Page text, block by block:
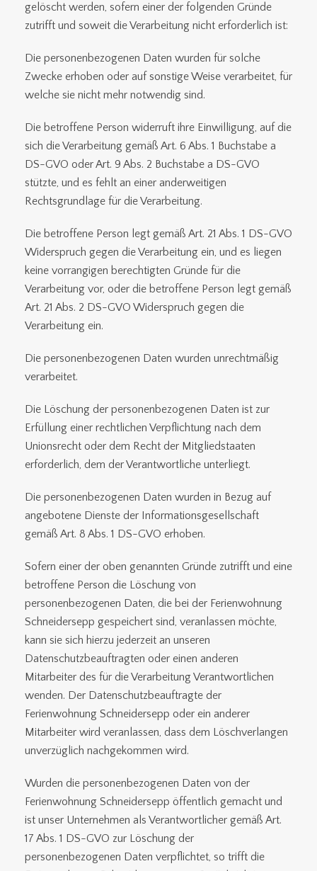
gelöscht werden, sofern einer der folgenden Gründe
zutrifft und soweit die Verarbeitung nicht erforderlich ist:
Die personenbezogenen Daten wurden für solche
Zwecke erhoben oder auf sonstige Weise verarbeitet, für
welche sie nicht mehr notwendig sind.
Die betroffene Person widerruft ihre Einwilligung, auf die
sich die Verarbeitung gemäß Art. 6 Abs. 1 Buchstabe a
DS-GVO oder Art. 9 Abs. 2 Buchstabe a DS-GVO
stützte, und es fehlt an einer anderweitigen
Rechtsgrundlage für die Verarbeitung.
Die betroffene Person legt gemäß Art. 21 Abs. 1 DS-GVO
Widerspruch gegen die Verarbeitung ein, und es liegen
keine vorrangigen berechtigten Gründe für die
Verarbeitung vor, oder die betroffene Person legt gemäß
Art. 21 Abs. 2 DS-GVO Widerspruch gegen die
Verarbeitung ein.
Die personenbezogenen Daten wurden unrechtmäßig
verarbeitet.
Die Löschung der personenbezogenen Daten ist zur
Erfüllung einer rechtlichen Verpflichtung nach dem
Unionsrecht oder dem Recht der Mitgliedstaaten
erforderlich, dem der Verantwortliche unterliegt.
Die personenbezogenen Daten wurden in Bezug auf
angebotene Dienste der Informationsgesellschaft
gemäß Art. 8 Abs. 1 DS-GVO erhoben.
Sofern einer der oben genannten Gründe zutrifft und eine
betroffene Person die Löschung von
personenbezogenen Daten, die bei der Ferienwohnung
Schneidersepp gespeichert sind, veranlassen möchte,
kann sie sich hierzu jederzeit an unseren
Datenschutzbeauftragten oder einen anderen
Mitarbeiter des für die Verarbeitung Verantwortlichen
wenden. Der Datenschutzbeauftragte der
Ferienwohnung Schneidersepp oder ein anderer
Mitarbeiter wird veranlassen, dass dem Löschverlangen
unverzüglich nachgekommen wird.
Wurden die personenbezogenen Daten von der
Ferienwohnung Schneidersepp öffentlich gemacht und
ist unser Unternehmen als Verantwortlicher gemäß Art.
17 Abs. 1 DS-GVO zur Löschung der
personenbezogenen Daten verpflichtet, so trifft die